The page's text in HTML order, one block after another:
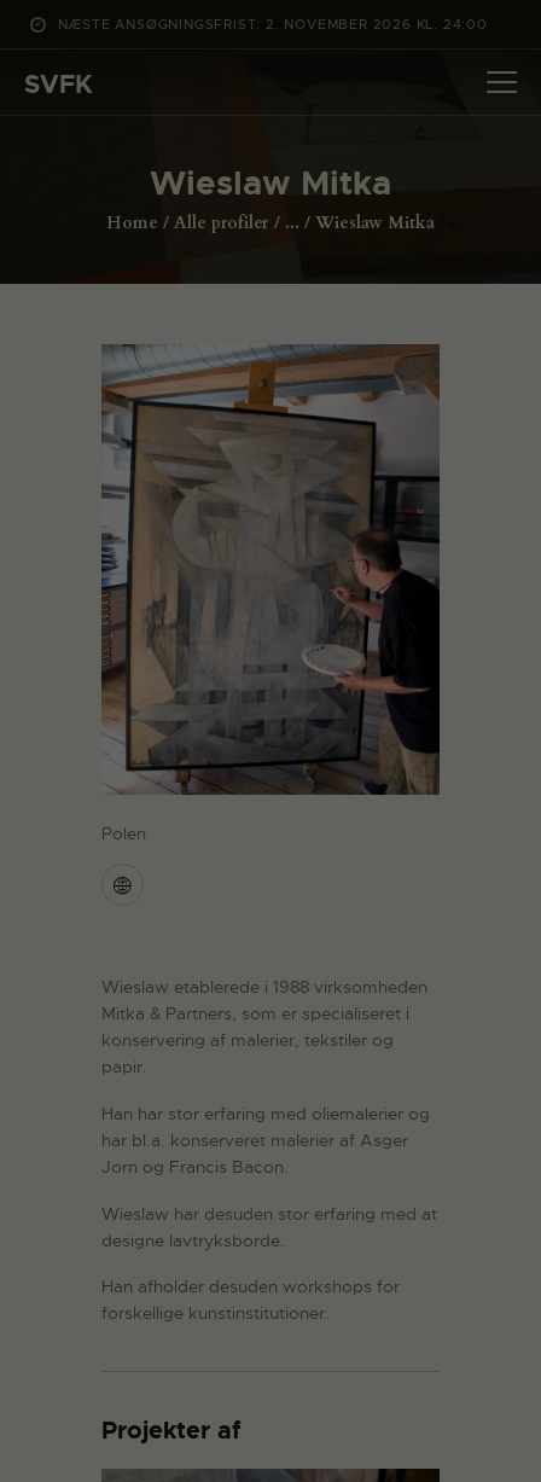
NÆSTE ANSØGNINGSFRIST: 2. NOVEMBER 2026 KL. 24:00
SVFK
Wieslaw Mitka
Home Alle profiler ... Wieslaw Mitka
DET SKER
ANSØG
ENGLISH
Polen
Wieslaw etablerede i 1988 virksomheden
Mitka & Partners, som er specialiseret i
konservering af malerier, tekstiler og
papir.
Han har stor erfaring med oliemalerier og
har bl.a. konserveret malerier af Asger
Jorn og Francis Bacon.
Wieslaw har desuden stor erfaring med at
designe lavtryksborde.
Han afholder desuden workshops for
forskellige kunstinstitutioner.
Projekter af